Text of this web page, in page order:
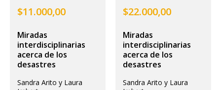
$11.000,00
Miradas
interdisciplinarias
acerca de los
desastres
Sandra Arito y Laura
$22.000,00
Miradas
interdisciplinarias
acerca de los
desastres
Sandra Arito y Laura